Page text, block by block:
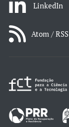
LinkedIn
Atom / RSS